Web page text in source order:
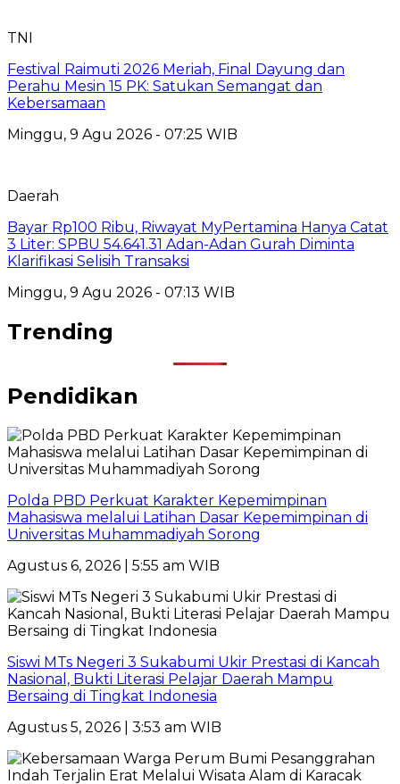
TNI
Festival Raimuti 2026 Meriah, Final Dayung dan
Perahu Mesin 15 PK: Satukan Semangat dan
Kebersamaan
Minggu, 9 Agu 2026 - 07:25 WIB
Daerah
Bayar Rp100 Ribu, Riwayat MyPertamina Hanya Catat
3 Liter: SPBU 54.641.31 Adan-Adan Gurah Diminta
Klarifikasi Selisih Transaksi
Minggu, 9 Agu 2026 - 07:13 WIB
Trending
Pendidikan
Polda PBD Perkuat Karakter Kepemimpinan
Mahasiswa melalui Latihan Dasar Kepemimpinan di
Universitas Muhammadiyah Sorong
Agustus 6, 2026 | 5:55 am WIB
Siswi MTs Negeri 3 Sukabumi Ukir Prestasi di Kancah
Nasional, Bukti Literasi Pelajar Daerah Mampu
Bersaing di Tingkat Indonesia
Agustus 5, 2026 | 3:53 am WIB